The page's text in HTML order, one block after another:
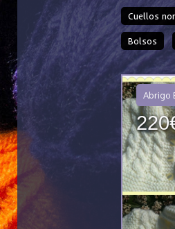
Cuellos
Bolsos
Abrigo